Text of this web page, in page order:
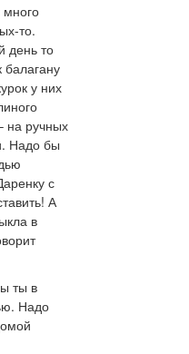
много
то.
день то
балагану
у них
на ручных
Надо бы
с
А
в
ты в
Надо